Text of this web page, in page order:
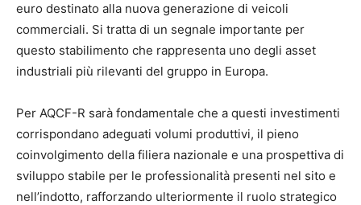
euro destinato alla nuova generazione di veicoli
commerciali. Si tratta di un segnale importante per
questo stabilimento che rappresenta uno degli asset
industriali più rilevanti del gruppo in Europa.
Per AQCF-R sarà fondamentale che a questi investimenti
corrispondano adeguati volumi produttivi, il pieno
coinvolgimento della filiera nazionale e una prospettiva di
sviluppo stabile per le professionalità presenti nel sito e
nell’indotto, rafforzando ulteriormente il ruolo strategico